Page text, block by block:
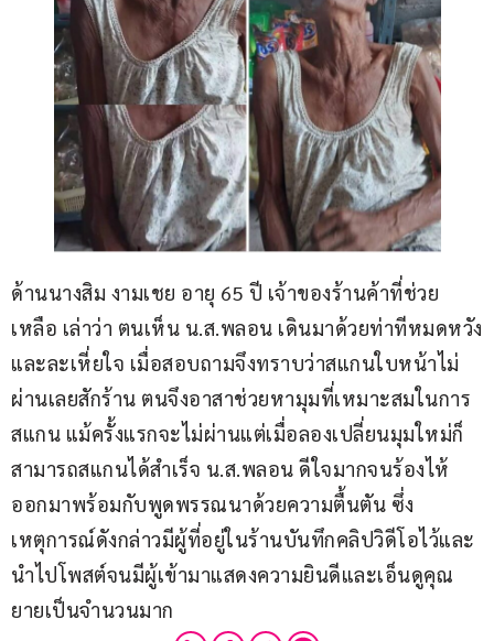
ด้านนางสิม งามเชย อายุ 65 ปี เจ้าของร้านค้าที่ช่วย
เหลือ เล่าว่า ตนเห็น น.ส.พลอน เดินมาด้วยท่าทีหมดหวัง
และละเหี่ยใจ เมื่อสอบถามจึงทราบว่าสแกนใบหน้าไม่
ผ่านเลยสักร้าน ตนจึงอาสาช่วยหามุมที่เหมาะสมในการ
สแกน แม้ครั้งแรกจะไม่ผ่านแต่เมื่อลองเปลี่ยนมุมใหม่ก็
สามารถสแกนได้สำเร็จ น.ส.พลอน ดีใจมากจนร้องไห้
ออกมาพร้อมกับพูดพรรณนาด้วยความตื้นตัน ซึ่ง
เหตุการณ์ดังกล่าวมีผู้ที่อยู่ในร้านบันทึกคลิปวิดีโอไว้และ
นำไปโพสต์จนมีผู้เข้ามาแสดงความยินดีและเอ็นดูคุณ
ยายเป็นจำนวนมาก